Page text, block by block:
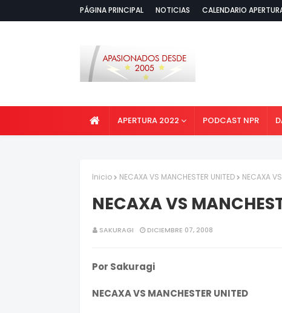
PÁGINA PRINCIPAL NOTICIAS CALENDARIO
APERTURA 2022 PODCAST NPR
Inicio NECAXA VS MANCHESTER UNITED NECAXA
NECAXA VS
SAKURAGI DICIEMBRE 07, 2008
Por Sakuragi
NECAXA VS MANCHESTER UNITED